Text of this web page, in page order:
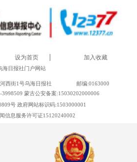
设为首页 加入收藏
海日报社门户网站
西街1号乌海日报社
邮编:0163000
蒙古公安备案:15030202000006
号 政府网站标识码:1503000001
信息服务许可证15120240002